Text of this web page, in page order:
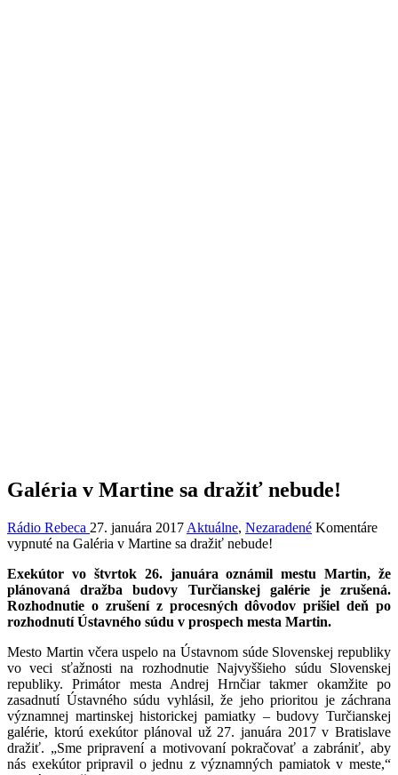
Galéria v Martine sa dražiť nebude!
Rádio Rebeca 27. januára 2017 Aktuálne, Nezaradené Komentáre
vypnuté na Galéria v Martine sa dražiť nebude!
Exekútor vo štvrtok 26. januára oznámil mestu Martin, že
plánovaná dražba budovy Turčianskej galérie je zrušená.
Rozhodnutie o zrušení z procesných dôvodov prišiel deň po
rozhodnutí Ústavného súdu v prospech mesta Martin.
Mesto Martin včera uspelo na Ústavnom súde Slovenskej republiky
vo veci sťažnosti na rozhodnutie Najvyššieho súdu Slovenskej
republiky. Primátor mesta Andrej Hrnčiar takmer okamžite po
zasadnutí Ústavného súdu vyhlásil, že jeho prioritou je záchrana
významnej martinskej historickej pamiatky – budovy Turčianskej
galérie, ktorú exekútor plánoval už 27. januára 2017 v Bratislave
dražiť. „Sme pripravení a motivovaní pokračovať a zabrániť, aby
nás exekútor pripravil o jednu z významných pamiatok v meste,“